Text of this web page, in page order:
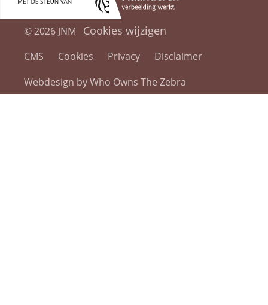
© 2026 JNM Cookies wijzigen
CMS Cookies Privacy
Disclaimer
Webdesign by Who Owns The Zebra